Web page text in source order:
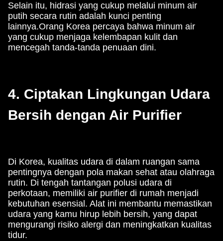
Selain itu, hidrasi yang cukup melalui minum air
putih secara rutin adalah kunci penting
lainnya.Orang Korea percaya bahwa minum air
yang cukup menjaga kelembapan kulit dan
mencegah tanda-tanda penuaan dini.
4. Ciptakan Lingkungan Udara
Bersih dengan Air Purifier
Di Korea, kualitas udara di dalam ruangan sama
pentingnya dengan pola makan sehat atau olahraga
rutin. Di tengah tantangan polusi udara di
perkotaan, memiliki air purifier di rumah menjadi
kebutuhan esensial. Alat ini membantu memastikan
udara yang kamu hirup lebih bersih, yang dapat
mengurangi risiko alergi dan meningkatkan kualitas
tidur.